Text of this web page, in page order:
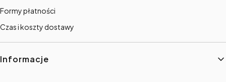
Formy płatności
Czas i koszty dostawy
Informacje